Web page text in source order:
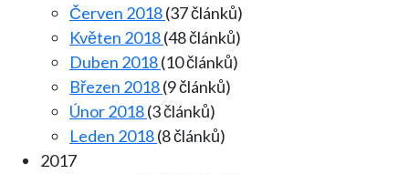
Červen 2018(37 článků)
Květen 2018(48 článků)
Duben 2018(10 článků)
Březen 2018(9 článků)
Únor 2018(3 článků)
Leden 2018(8 článků)
2017